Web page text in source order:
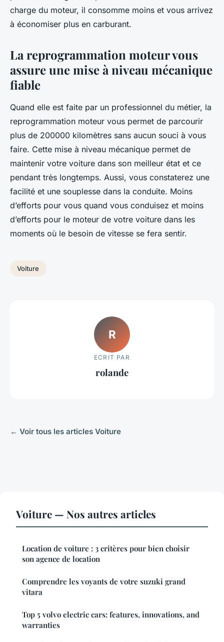
charge du moteur, il consomme moins et vous arrivez
à économiser plus en carburant.
La reprogrammation moteur vous
assure une mise à niveau mécanique
fiable
Quand elle est faite par un professionnel du métier, la
reprogrammation moteur vous permet de parcourir
plus de 200000 kilomètres sans aucun souci à vous
faire. Cette mise à niveau mécanique permet de
maintenir votre voiture dans son meilleur état et ce
pendant très longtemps. Aussi, vous constaterez une
facilité et une souplesse dans la conduite. Moins
d’efforts pour vous quand vous conduisez et moins
d’efforts pour le moteur de votre voiture dans les
moments où le besoin de vitesse se fera sentir.
Voiture
R
ECRIT PAR
rolande
← Voir tous les articles Voiture
Voiture — Nos autres articles
Location de voiture : 3 critères pour bien choisir
son agence de location
Comprendre les voyants de votre suzuki grand
vitara
Top 5 volvo electric cars: features, innovations, and
warranties